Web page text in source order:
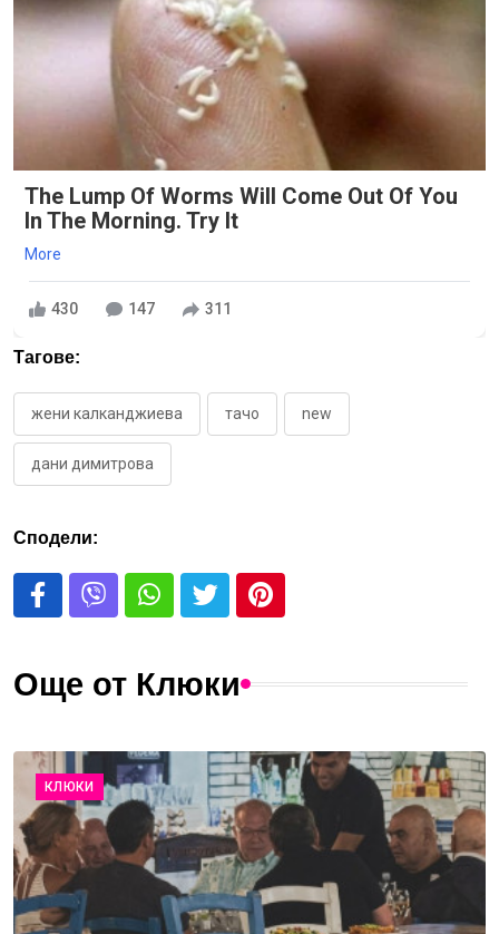
The Lump Of Worms Will Come Out Of You
In The Morning. Try It
More
430 147 311
Тагове:
жени калканджиева тачо new
дани димитрова
Сподели:
Още от Клюки
КЛЮКИ